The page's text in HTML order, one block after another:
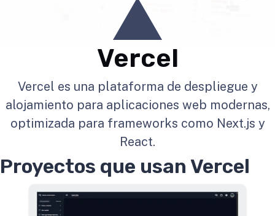
Vercel
Vercel es una plataforma de despliegue y
alojamiento para aplicaciones web modernas,
optimizada para frameworks como Next.js y
React.
Proyectos que usan Vercel